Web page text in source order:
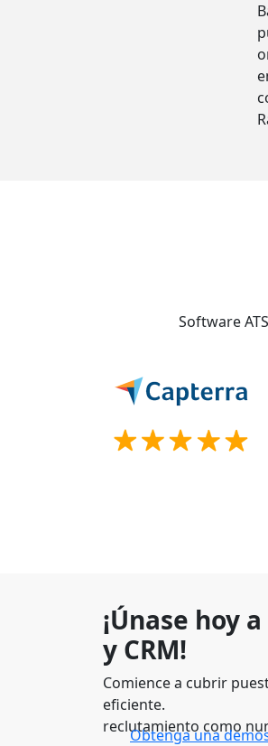
Software
¡Únase hoy
y CRM!
Comience a cubrir
eficiente.
reclutamiento como
Obtenga una